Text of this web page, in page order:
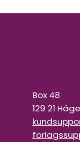
Box 48
129 21